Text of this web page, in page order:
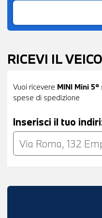
RICEVI IL
Vuoi ricevere MINI Mini
spese di spedizione
Inserisci il tuo